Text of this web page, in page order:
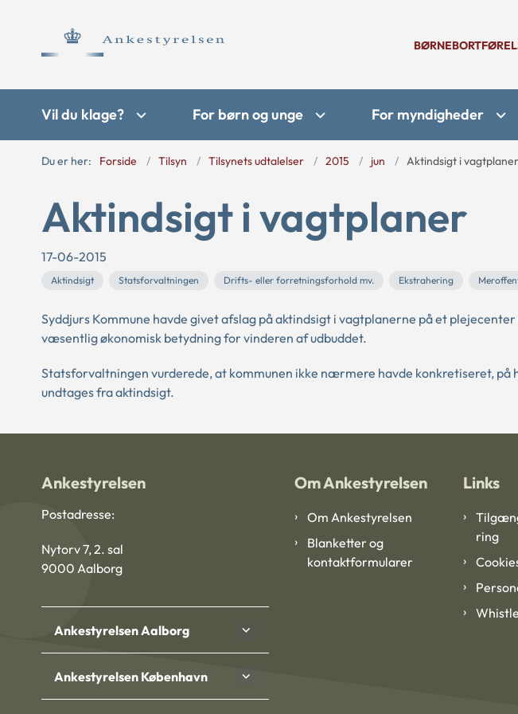
Vil du klage? For børn og unge For myndigheder
Du er her: Forside Tilsyn Tilsynets udtalelser 2015 jun Aktindsigt i vagtplaner
Aktindsigt i vagtplaner
17-06-2015
Aktindsigt Statsforvaltningen Drifts- eller forretningsforhold mv. Ekstrahering
Syddjurs Kommune havde givet afslag på aktindsigt i vagtplanerne på et
væsentlig økonomisk betydning for vinderen af udbuddet.
Statsforvaltningen vurderede, at kommunen ikke nærmere havde konkretiseret, på
undtages fra aktindsigt.
Ankestyrelsen
Postadresse:
Nytorv 7, 2. sal
9000 Aalborg
Ankestyrelsen Aalborg
Ankestyrelsen København
Om Ankestyrelsen
Om Ankestyrelsen
Blanketter og
kontaktformularer
Links
ring